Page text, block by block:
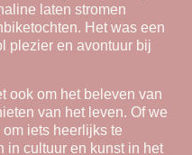
laten stromen
Het was een
plezier en avontuur bij
ook om het beleven van
van het leven. Of we
iets heerlijks te
in cultuur en kunst in het